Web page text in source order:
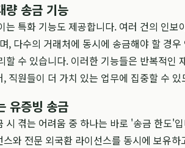
량 송금 기능
는 특화 기능도 제공합니다. 여러 건의 인보
, 다수의 거래처에 동시에 송금해야 할 경
할 수 있습니다. 이러한 기능들은 반복적인
직원들이 더 가치 있는 업무에 집중할 수
유증빙 송금
시 겪는 어려움 중 하나는 바로 '송금 한도'
와 전문 외국환 라이선스를 동시에 보유